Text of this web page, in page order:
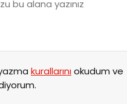
kurallarınıokudum ve